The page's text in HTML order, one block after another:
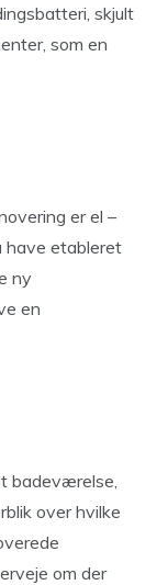
skjult
som en
er el –
have etableret
ny
en
badeværelse,
over hvilke
om der